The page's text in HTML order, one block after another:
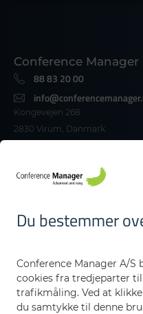
Du bestemmer
Conference Manager A/S
cookies fra tredjeparter
trafikmåling. Ved at
du samtykke til denne
Conference Manager
88 83 20 00​
Kongevejen 268
2830 Virum, Danmark
Danmark
Funktioner
Sikkerhed
CM Academy
Kontakt os
Nyheder og